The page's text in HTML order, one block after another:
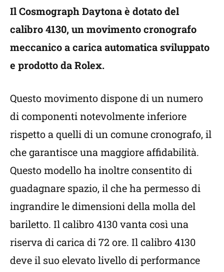
Il Cosmograph Daytona è dotato del
calibro 4130, un movimento cronografo
meccanico a carica automatica sviluppato
e prodotto da Rolex.
Questo movimento dispone di un numero
di componenti notevolmente inferiore
rispetto a quelli di un comune cronografo, il
che garantisce una maggiore affidabilità.
Questo modello ha inoltre consentito di
guadagnare spazio, il che ha permesso di
ingrandire le dimensioni della molla del
bariletto. Il calibro 4130 vanta così una
riserva di carica di 72 ore. Il calibro 4130
deve il suo elevato livello di performance